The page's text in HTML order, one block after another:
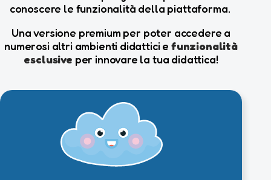
conoscere le funzionalità della piattaforma.
Una versione premium per poter accedere a
numerosi altri ambienti didattici e funzionalità
esclusive per innovare la tua didattica!